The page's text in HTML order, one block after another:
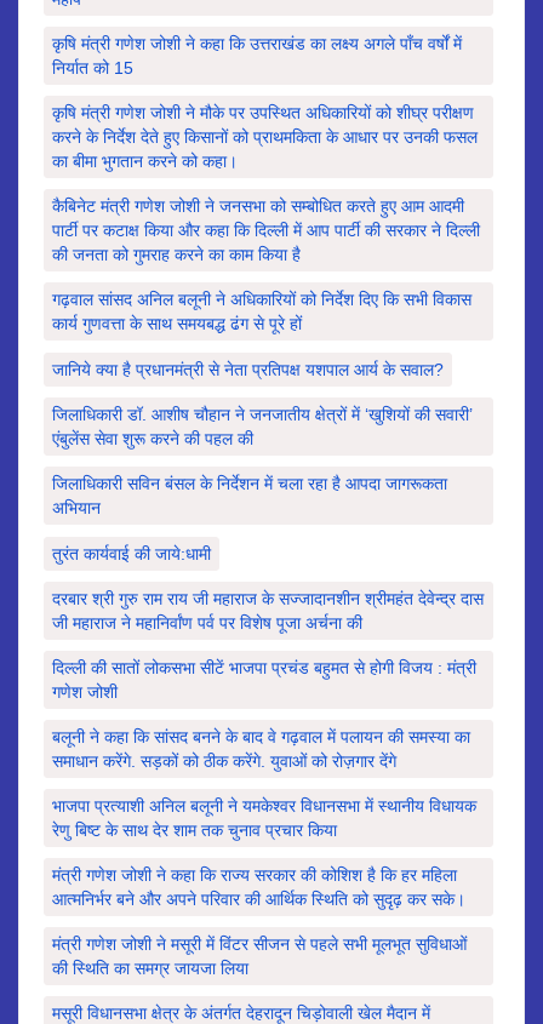
कृषि मंत्री गणेश जोशी ने कहा कि उत्तराखंड का लक्ष्य अगले पाँच वर्षों में
निर्यात को 15
कृषि मंत्री गणेश जोशी ने मौके पर उपस्थित अधिकारियों को शीघ्र परीक्षण
करने के निर्देश देते हुए किसानों को प्राथमकिता के आधार पर उनकी फसल
का बीमा भुगतान करने को कहा।
कैबिनेट मंत्री गणेश जोशी ने जनसभा को सम्बोधित करते हुए आम आदमी
पार्टी पर कटाक्ष किया और कहा कि दिल्ली में आप पार्टी की सरकार ने दिल्ली
की जनता को गुमराह करने का काम किया है
गढ़वाल सांसद अनिल बलूनी ने अधिकारियों को निर्देश दिए कि सभी विकास
कार्य गुणवत्ता के साथ समयबद्ध ढंग से पूरे हों
जानिये क्या है प्रधानमंत्री से नेता प्रतिपक्ष यशपाल आर्य के सवाल?
जिलाधिकारी डॉ. आशीष चौहान ने जनजातीय क्षेत्रों में ‘खुशियों की सवारी’
एंबुलेंस सेवा शुरू करने की पहल की
जिलाधिकारी सविन बंसल के निर्देशन में चला रहा है आपदा जागरूकता
अभियान
तुरंत कार्यवाई की जाये:धामी
दरबार श्री गुरु राम राय जी महाराज के सज्जादानशीन श्रीमहंत देवेन्द्र दास
जी महाराज ने महानिर्वांण पर्व पर विशेष पूजा अर्चना की
दिल्ली की सातों लोकसभा सीटें भाजपा प्रचंड बहुमत से होगी विजय : मंत्री
गणेश जोशी
बलूनी ने कहा कि सांसद बनने के बाद वे गढ़वाल में पलायन की समस्या का
समाधान करेंगे. सड़कों को ठीक करेंगे. युवाओं को रोज़गार देंगे
भाजपा प्रत्याशी अनिल बलूनी ने यमकेश्वर विधानसभा में स्थानीय विधायक
रेणु बिष्ट के साथ देर शाम तक चुनाव प्रचार किया
मंत्री गणेश जोशी ने कहा कि राज्य सरकार की कोशिश है कि हर महिला
आत्मनिर्भर बने और अपने परिवार की आर्थिक स्थिति को सुदृढ़ कर सके।
मंत्री गणेश जोशी ने मसूरी में विंटर सीजन से पहले सभी मूलभूत सुविधाओं
की स्थिति का समग्र जायजा लिया
मसूरी विधानसभा क्षेत्र के अंतर्गत देहरादून चिड़ोवाली खेल मैदान में